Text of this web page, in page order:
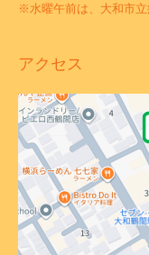
※水曜午前は、大和市立
アクセス